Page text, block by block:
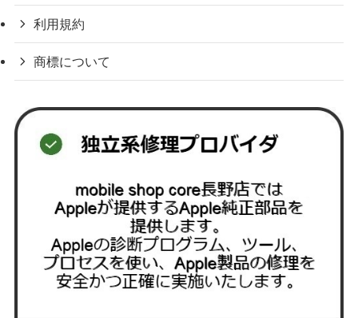
利用規約
商標について